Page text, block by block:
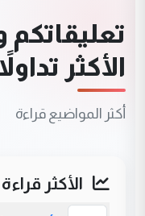
الأكثر
أكثر المواضيع قراءة
الأكثر قراءة